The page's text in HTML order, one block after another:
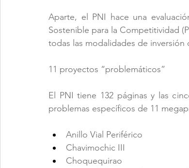
Aparte, el PNI hace una
Sostenible para la Competitividad
todas las modalidades de inversión
11 proyectos “problemáticos”
El PNI tiene 132 páginas y las
problemas específicos de 11
Anillo Vial Periférico
Chavimochic III
Choquequirao